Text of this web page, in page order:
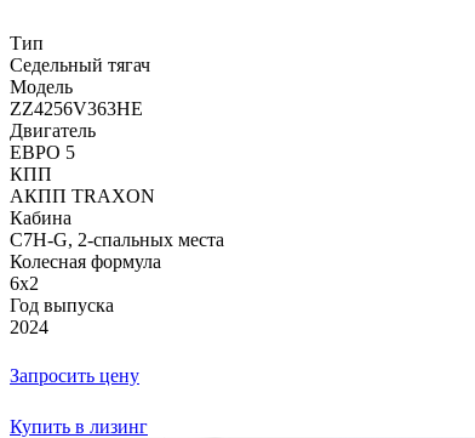
Тип
Седельный тягач
Модель
ZZ4256V363HE
Двигатель
ЕВРО 5
КПП
АКПП TRAXON
Кабина
C7H-G, 2-спальных места
Колесная формула
6x2
Год выпуска
2024
Запросить цену
Купить в лизинг